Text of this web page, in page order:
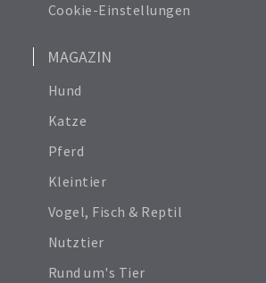
Cookie-Einstellungen
MAGAZIN
Hund
Katze
Pferd
Kleintier
Vogel, Fisch & Reptil
Nutztier
Rund um's Tier